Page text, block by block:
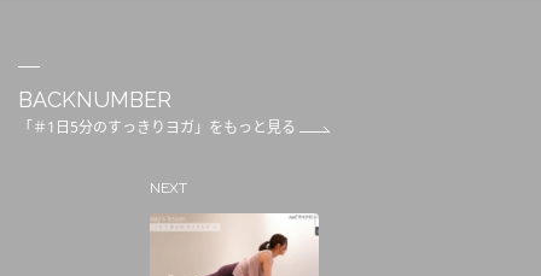
BACKNUMBER
「＃1日5分のすっきりヨガ」をもっと見る
NEXT